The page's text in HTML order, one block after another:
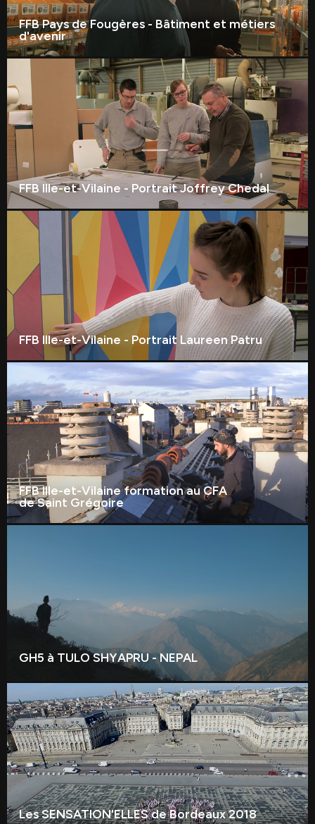
FFB Pays de Fougères - Bâtiment et métiers
d'avenir
FFB Ille-et-Vilaine - Portrait Joffrey Chedal
FFB Ille-et-Vilaine - Portrait Laureen Patru
FFB Ille-et-Vilaine formation au CFA
de Saint Grégoire
GH5 à TULO SHYAPRU - NEPAL
Les SENSATION'ELLES de Bordeaux 2018